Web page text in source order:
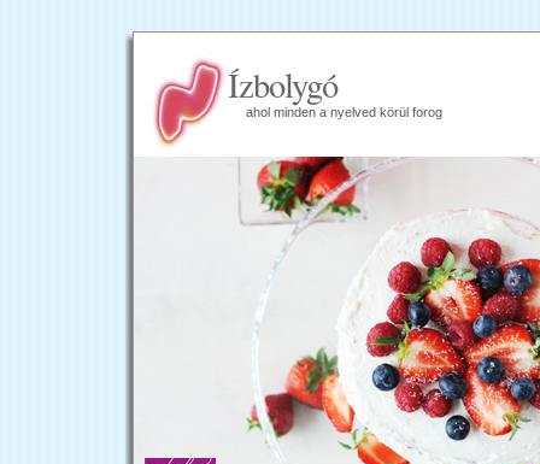
Ízbolygó
ahol minden a nyelved körül forog